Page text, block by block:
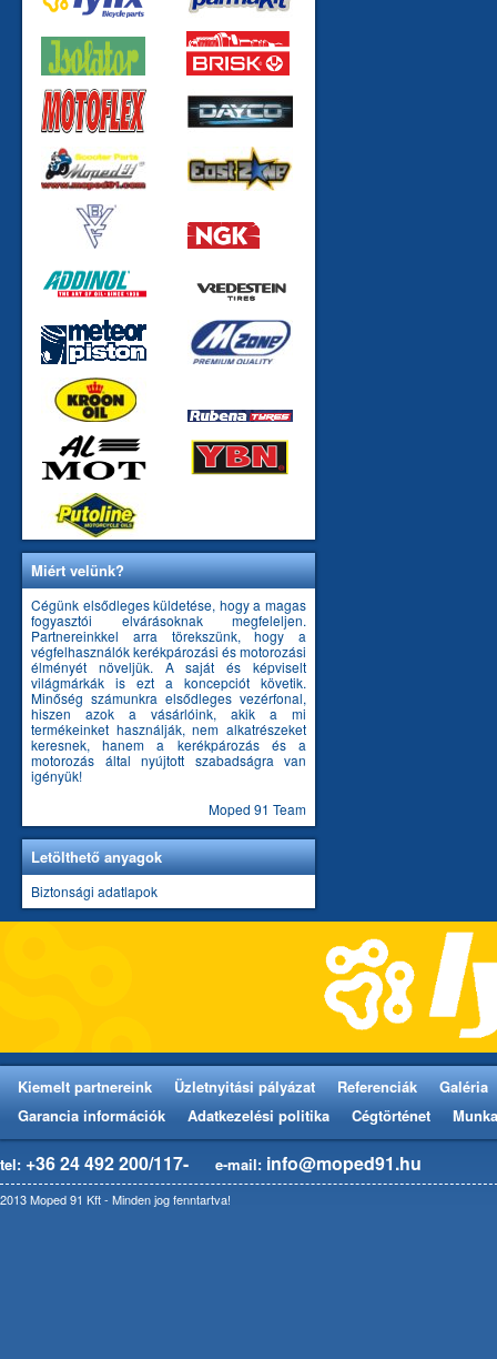
Miért velünk?
Cégünk elsődleges küldetése, hogy a magas
fogyasztói elvárásoknak megfeleljen.
Partnereinkkel arra törekszünk, hogy a
végfelhasználók kerékpározási és motorozási
élményét növeljük. A saját és képviselt
világmárkák is ezt a koncepciót követik.
Minőség számunkra elsődleges vezérfonal,
hiszen azok a vásárlóink, akik a mi
termékeinket használják, nem alkatrészeket
keresnek, hanem a kerékpározás és a
motorozás által nyújtott szabadságra van
igényük!
Moped 91 Team
Letölthető anyagok
Biztonsági adatlapok
Kiemelt partnereink Üzletnyitási pályázat Referenciák
Galéria
Garancia információk
Adatkezelési politika Cégtörténet
tel: +36 24 492 200/117- e-mail: info@moped91.hu
2013 Moped 91 Kft - Minden jog fenntartva!